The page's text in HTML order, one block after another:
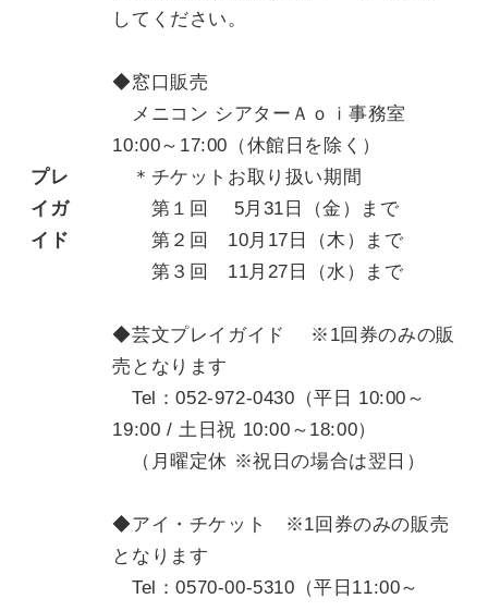
プレ
イガ
イド
してください。
◆窓口販売
メニコン シアターＡｏｉ事務室
10:00～17:00（休館日を除く）
＊チケットお取り扱い期間
第１回 5月31日（金）まで
第２回 10月17日（木）まで
第３回 11月27日（水）まで
◆芸文プレイガイド ※1回券のみの販
売となります
Tel：052-972-0430（平日 10:00～
19:00 / 土日祝 10:00～18:00）
（月曜定休 ※祝日の場合は翌日）
◆アイ・チケット ※1回券のみの販売
となります
Tel：0570-00-5310（平日11:00～